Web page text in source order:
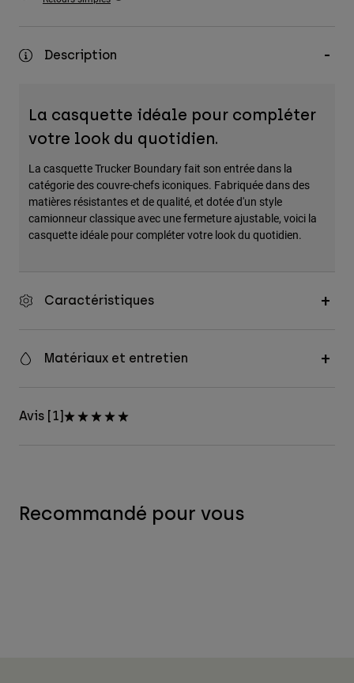
Tous les accessoires
Voir tout
Description
La casquette idéale pour compléter
votre look du quotidien.
La casquette Trucker Boundary fait son entrée dans la
catégorie des couvre-chefs iconiques. Fabriquée dans des
matières résistantes et de qualité, et dotée d'un style
camionneur classique avec une fermeture ajustable, voici la
casquette idéale pour compléter votre look du quotidien.
Caractéristiques
Matériaux et entretien
Avis [1]
Recommandé pour vous